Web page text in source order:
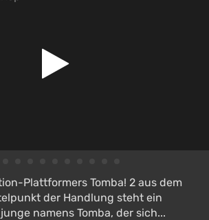
Plattformers Tomba! 2 aus dem
der Handlung steht ein
namens Tomba, der sich...